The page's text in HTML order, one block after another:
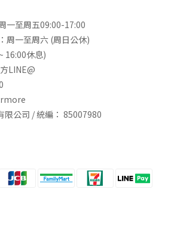
一至周五09:00-17:00
周一至周六 (周日公休)
16:00休息)
LINE@
限公司 / 統編： 85007980